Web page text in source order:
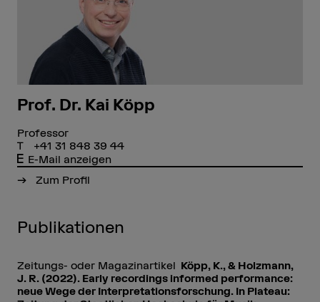
Prof. Dr. Kai Köpp
Professor
+41 31 848 39 44
E-Mail anzeigen
Zum Profil
Publikationen
Zeitungs- oder Magazinartikel Köpp, K., & Holzmann,
J. R. (2022). Early recordings informed performance:
neue Wege der Interpretationsforschung. In Plateau: